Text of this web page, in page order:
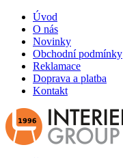
Úvod
O nás
Novinky
Obchodní podmínky
Reklamace
Doprava a platba
Kontakt